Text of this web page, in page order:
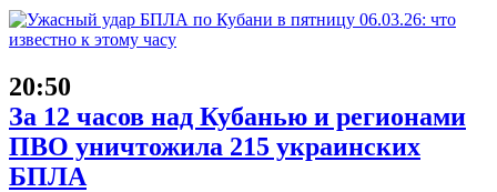
20:50
За 12 часов над Кубанью и регионами
ПВО уничтожила 215 украинских
БПЛА